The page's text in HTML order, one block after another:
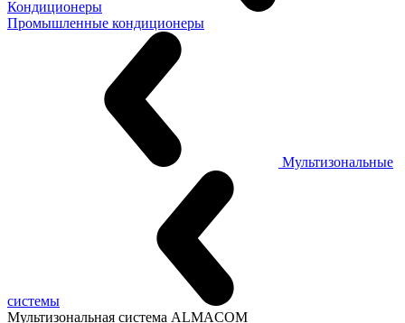
Кондиционеры
Промышленные кондиционеры
Мультизональные
системы
Мультизональная система ALMACOM